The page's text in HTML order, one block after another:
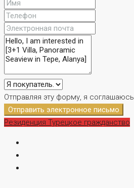
Отправляя эту форму, я соглашаюсь
Отправить электронное письмо
Резиденция Турецкое гражданство